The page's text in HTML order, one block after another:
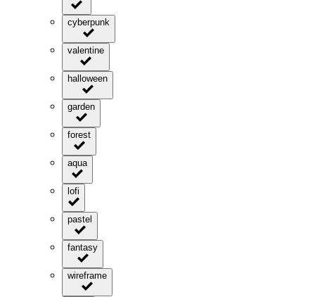
cyberpunk
valentine
halloween
garden
forest
aqua
lofi
pastel
fantasy
wireframe